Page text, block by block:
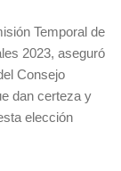
Temporal de
2023, aseguró
Consejo
dan certeza y
elección